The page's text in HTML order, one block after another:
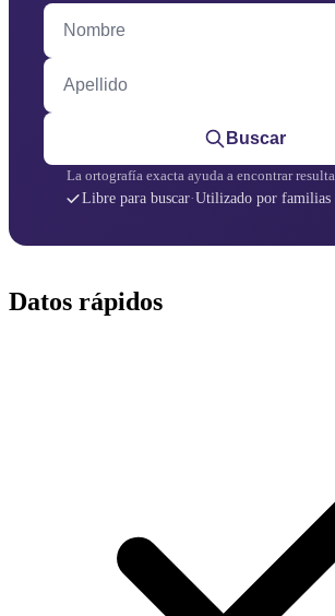
Nombre
Apellido
Buscar
La ortografía exacta ayuda a encontrar
Libre para buscar·Utilizado por familias
Datos rápidos